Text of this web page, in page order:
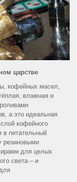
царстве
кофейных масел,
влажная и
а это идеальная
кофейного
в питательный
резиновыми
для целых
света – и